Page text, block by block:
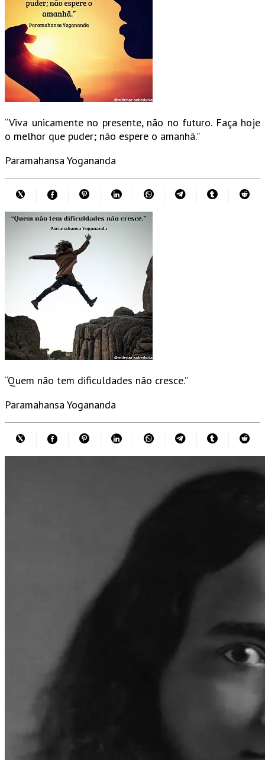
“Viva unicamente no presente, não no futuro. Faça hoje
o melhor que puder; não espere o amanhã.”
Paramahansa Yogananda
“Quem não tem dificuldades não cresce.”
Paramahansa Yogananda